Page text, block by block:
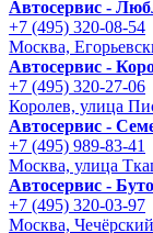
Автосервис -
+7 (495) 320-08-54
Москва,
Автосервис -
+7 (495) 320-27-06
Королев, улица
Автосервис -
+7 (495) 989-83-41
Москва, улица
Автосервис -
+7 (495) 320-03-97
Москва,